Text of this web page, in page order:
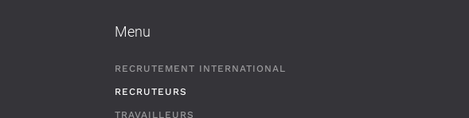
Menu
RECRUTEMENT INTERNATIONAL
RECRUTEURS
TRAVAILLEURS